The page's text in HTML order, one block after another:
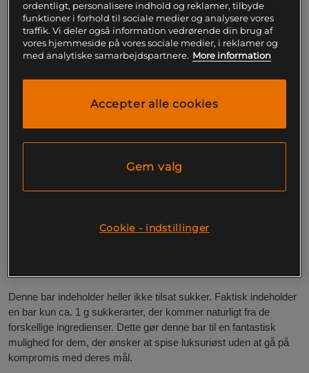
ønsker noget luksuriøst og proteinrigt uden at
gå på kompromis med kosten. Dette er en helt
unik form for barer med en vidunderlig delikat
smag og mundfølelse. Et luksuriøst måltid
uden anger.
16 g protein pr. bar
Fantastisk let og luftig tekstur
Utrolige smagsoplevelser
er designet til at være fri for nonsens. Den leverer derfor hele 16
Denne bar indeholder heller ikke tilsat sukker. Faktisk indeholder
en bar kun ca. 1 g sukkerarter, der kommer naturligt fra de
forskellige ingredienser. Dette gør denne bar til en fantastisk
mulighed for dem, der ønsker at spise luksuriøst uden at gå på
kompromis med deres mål.
ordentligt, personalisere indhold og reklamer, tilbyde
funktioner i forhold til sociale medier og analysere vores
traffik. Vi deler også information vedrørende din brug af
vores hjemmeside på vores sociale medier, i reklamer og
med analytiske samarbejdspartnere. More information
Accepter alle cookies
Gem valg
Cookie - indstillinger